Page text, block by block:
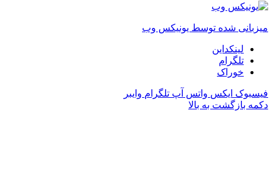
میزبانی شده توسط یونیکس وب
لینکداین
تلگرام
خوراک
فیسبوک ایکس واتس آپ تلگرام وایبر
دکمه بازگشت به بالا